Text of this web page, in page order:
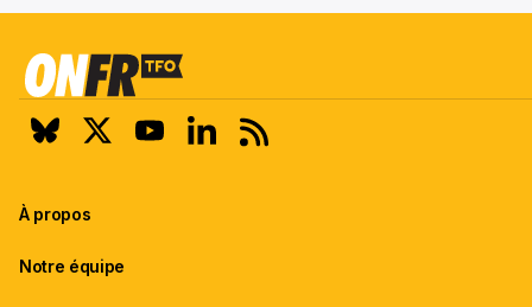
À propos
Notre équipe